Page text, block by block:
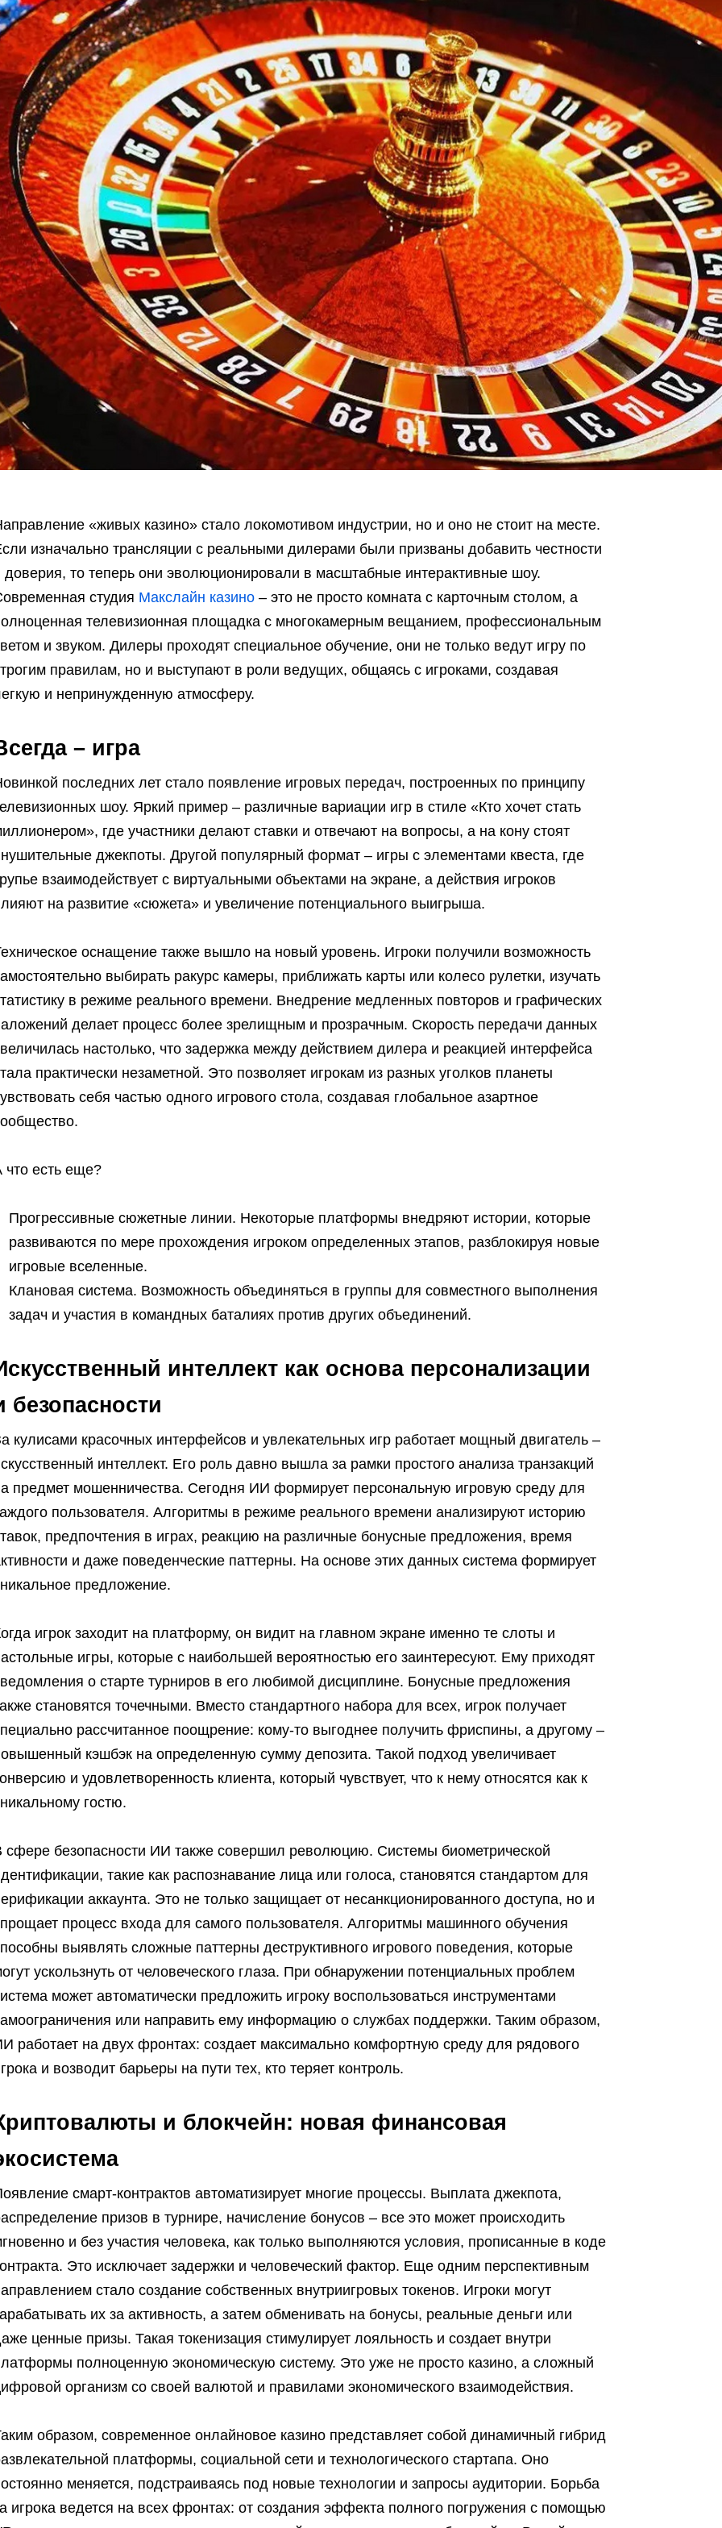
«живых казино» стало локомотивом индустрии, но и оно не стоит на месте.
изначально трансляции с реальными дилерами были призваны добавить честности
доверия, то теперь они эволюционировали в масштабные интерактивные шоу.
студия Макслайн казино– это не просто комната с карточным столом, а
телевизионная площадка с многокамерным вещанием, профессиональным
и звуком. Дилеры проходят специальное обучение, они не только ведут игру по
правилам, но и выступают в роли ведущих, общаясь с игроками, создавая
и непринужденную атмосферу.
– игра
последних лет стало появление игровых передач, построенных по принципу
шоу. Яркий пример – различные вариации игр в стиле «Кто хочет стать
где участники делают ставки и отвечают на вопросы, а на кону стоят
джекпоты. Другой популярный формат – игры с элементами квеста, где
взаимодействует с виртуальными объектами на экране, а действия игроков
на развитие «сюжета» и увеличение потенциального выигрыша.
оснащение также вышло на новый уровень. Игроки получили возможность
выбирать ракурс камеры, приближать карты или колесо рулетки, изучать
в режиме реального времени. Внедрение медленных повторов и графических
делает процесс более зрелищным и прозрачным. Скорость передачи данных
настолько, что задержка между действием дилера и реакцией интерфейса
практически незаметной. Это позволяет игрокам из разных уголков планеты
себя частью одного игрового стола, создавая глобальное азартное
что есть еще?
Прогрессивные сюжетные линии. Некоторые платформы внедряют истории, которые
развиваются по мере прохождения игроком определенных этапов, разблокируя новые
игровые вселенные.
Клановая система. Возможность объединяться в группы для совместного выполнения
задач и участия в командных баталиях против других объединений.
интеллект как основа персонализации
безопасности
кулисами красочных интерфейсов и увлекательных игр работает мощный двигатель –
интеллект. Его роль давно вышла за рамки простого анализа транзакций
предмет мошенничества. Сегодня ИИ формирует персональную игровую среду для
пользователя. Алгоритмы в режиме реального времени анализируют историю
предпочтения в играх, реакцию на различные бонусные предложения, время
и даже поведенческие паттерны. На основе этих данных система формирует
предложение.
игрок заходит на платформу, он видит на главном экране именно те слоты и
игры, которые с наибольшей вероятностью его заинтересуют. Ему приходят
о старте турниров в его любимой дисциплине. Бонусные предложения
становятся точечными. Вместо стандартного набора для всех, игрок получает
рассчитанное поощрение: кому-то выгоднее получить фриспины, а другому –
кэшбэк на определенную сумму депозита. Такой подход увеличивает
и удовлетворенность клиента, который чувствует, что к нему относятся как к
гостю.
сфере безопасности ИИ также совершил революцию. Системы биометрической
такие как распознавание лица или голоса, становятся стандартом для
аккаунта. Это не только защищает от несанкционированного доступа, но и
процесс входа для самого пользователя. Алгоритмы машинного обучения
выявлять сложные паттерны деструктивного игрового поведения, которые
ускользнуть от человеческого глаза. При обнаружении потенциальных проблем
может автоматически предложить игроку воспользоваться инструментами
или направить ему информацию о службах поддержки. Таким образом,
работает на двух фронтах: создает максимально комфортную среду для рядового
и возводит барьеры на пути тех, кто теряет контроль.
и блокчейн: новая финансовая
смарт-контрактов автоматизирует многие процессы. Выплата джекпота,
призов в турнире, начисление бонусов – все это может происходить
и без участия человека, как только выполняются условия, прописанные в коде
Это исключает задержки и человеческий фактор. Еще одним перспективным
стало создание собственных внутриигровых токенов. Игроки могут
их за активность, а затем обменивать на бонусы, реальные деньги или
ценные призы. Такая токенизация стимулирует лояльность и создает внутри
полноценную экономическую систему. Это уже не просто казино, а сложный
организм со своей валютой и правилами экономического взаимодействия.
образом, современное онлайновое казино представляет собой динамичный гибрид
платформы, социальной сети и технологического стартапа. Оно
меняется, подстраиваясь под новые технологии и запросы аудитории. Борьба
игрока ведется на всех фронтах: от создания эффекта полного погружения с помощью